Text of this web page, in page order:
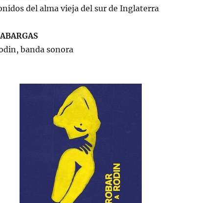
del alma vieja del sur de Inglaterra
banda sonora